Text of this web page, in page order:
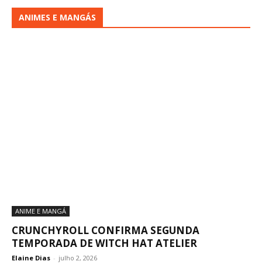
ANIMES E MANGÁS
ANIME E MANGÁ
CRUNCHYROLL CONFIRMA SEGUNDA
TEMPORADA DE WITCH HAT ATELIER
Elaine Dias - julho 2, 2026